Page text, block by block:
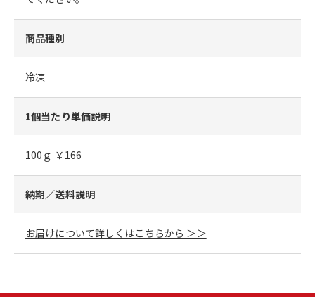
商品種別
冷凍
1個当たり単価説明
100ｇ ￥166
納期／送料説明
お届けについて詳しくはこちらから ＞＞